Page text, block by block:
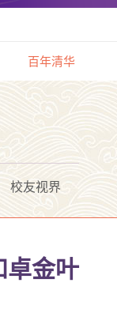
百年清华
校友视界
金叶